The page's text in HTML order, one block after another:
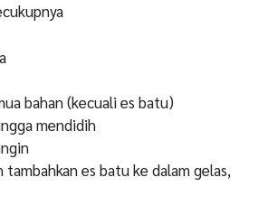
bahan (kecuali es batu)
mendidih
tambahkan es batu ke dalam gelas,